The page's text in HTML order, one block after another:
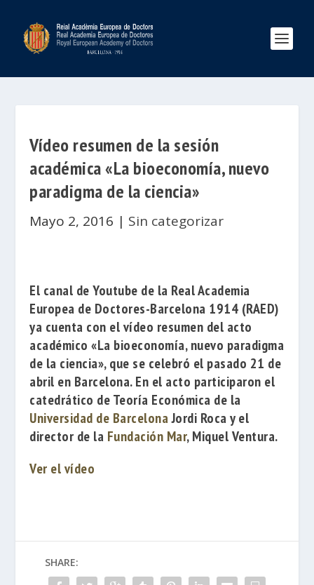
Vídeo resumen de la sesión
académica «La bioeconomía, nuevo
paradigma de la ciencia»
Mayo 2, 2016 | Sin categorizar
El canal de Youtube de la Real Academia
Europea de Doctores-Barcelona 1914 (RAED)
ya cuenta con el vídeo resumen del acto
académico«La bioeconomía, nuevo paradigma
de la ciencia», que se celebró el pasado 21 de
abril en Barcelona. En el acto participaron el
catedrático de Teoría Económica de la
Universidad de BarcelonaJordi Rocay el
director de la Fundación Mar,Miquel Ventura.
Ver el vídeo
SHARE: